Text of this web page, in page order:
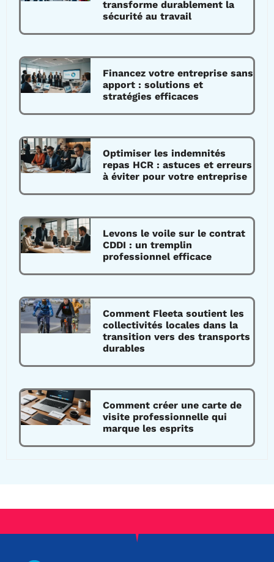
transforme durablement la
sécurité au travail
Financez votre entreprise sans
apport : solutions et
stratégies efficaces
Optimiser les indemnités
repas HCR : astuces et erreurs
à éviter pour votre entreprise
Levons le voile sur le contrat
CDDI : un tremplin
professionnel efficace
Comment Fleeta soutient les
collectivités locales dans la
transition vers des transports
durables
Comment créer une carte de
visite professionnelle qui
marque les esprits